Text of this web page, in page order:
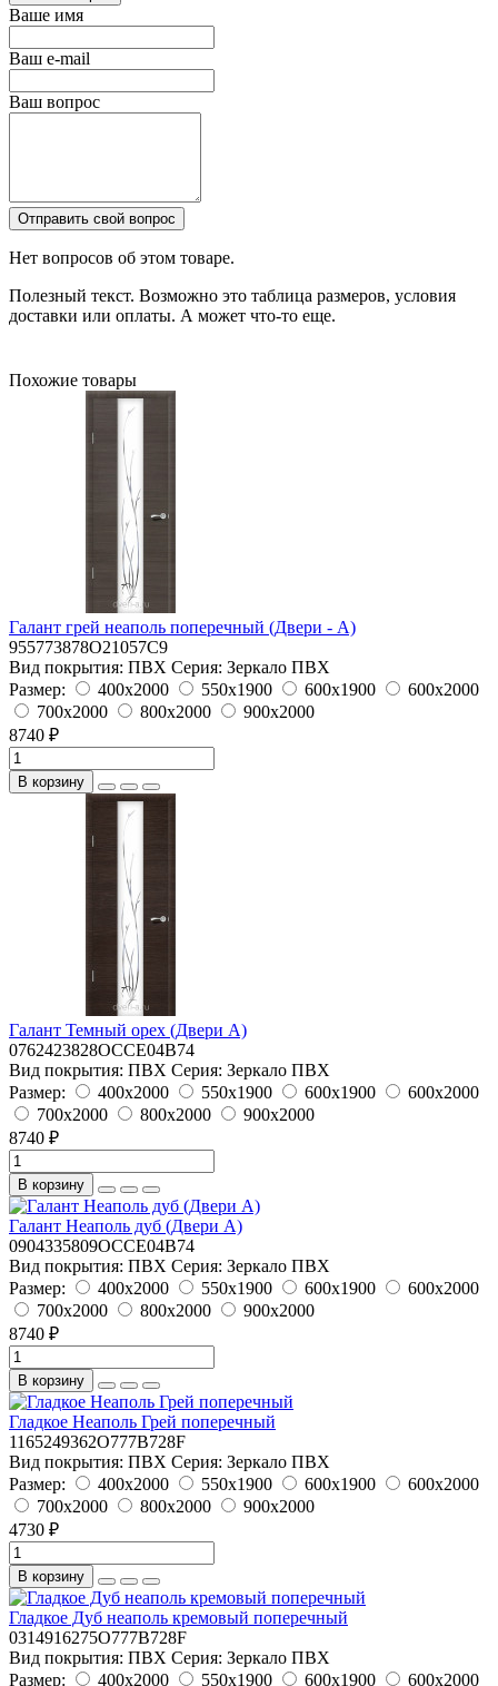
Ваше имя
Ваш e-mail
Ваш вопрос
Отправить свой вопрос
Нет вопросов об этом товаре.
Полезный текст. Возможно это таблица размеров, условия
доставки или оплаты. А может что-то еще.
Похожие товары
Галант грей неаполь поперечный (Двери - А)
955773878O21057C9
Вид покрытия: ПВХ Серия: Зеркало ПВХ
Размер:
400x2000 550x1900 600x1900
600x2000
700x2000
800x2000
900x2000
8740 ₽
В корзину
Галант Темный орех (Двери А)
0762423828OCCE04B74
Вид покрытия: ПВХ Серия: Зеркало ПВХ
Размер:
400x2000 550x1900 600x1900
600x2000
700x2000
800x2000
900x2000
8740 ₽
В корзину
Галант Неаполь дуб (Двери А)
0904335809OCCE04B74
Вид покрытия: ПВХ Серия: Зеркало ПВХ
Размер:
400x2000 550x1900 600x1900
600x2000
700x2000
800x2000
900x2000
8740 ₽
В корзину
Гладкое Неаполь Грей поперечный
1165249362O777B728F
Вид покрытия: ПВХ Серия: Зеркало ПВХ
Размер:
400x2000 550x1900 600x1900
600x2000
700x2000
800x2000
900x2000
4730 ₽
В корзину
Гладкое Дуб неаполь кремовый поперечный
0314916275O777B728F
Вид покрытия: ПВХ Серия: Зеркало ПВХ
Размер:
400x2000 550x1900 600x1900 600x2000